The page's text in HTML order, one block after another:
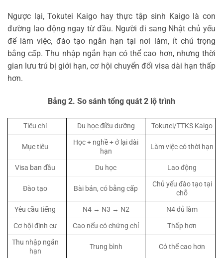
Ngược lại, Tokutei Kaigo hay thực tập sinh Kaigo là con
đường lao động ngay từ đầu. Người đi sang Nhật chủ yếu
để làm việc, đào tạo ngắn hạn tại nơi làm, ít chú trọng
bằng cấp. Thu nhập ngắn hạn có thể cao hơn, nhưng thời
gian lưu trú bị giới hạn, cơ hội chuyển đổi visa dài hạn thấp
hơn.
Bảng 2. So sánh tổng quát 2 lộ trình
Tiêu chí Du học điều dưỡng Tokutei/TTKS Kaigo
Mục tiêu
Học + nghề + ở lại dài
hạn
Làm việc có thời hạn
Visa ban đầu Du học Lao động
Đào tạo Bài bản, có bằng cấp
Chủ yếu đào tạo tại
chỗ
Yêu cầu tiếng
N4 → N3 → N2
N4 đủ làm
Cơ hội định cư
Cao nếu có chứng chỉ
Thấp hơn
Thu nhập ngắn
hạn
Trung bình Có thể cao hơn